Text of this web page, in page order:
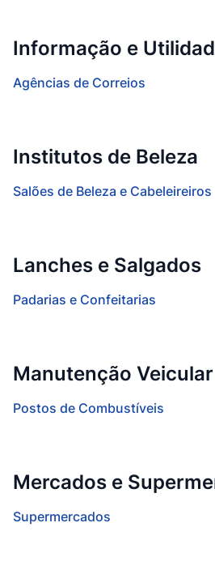
Informação e
Agências de Correios
Institutos de Beleza
Salões de Beleza e Cabeleireiros
Lanches e Salgados
Padarias e Confeitarias
Manutenção Veicular
Postos de Combustíveis
Mercados e
Supermercados